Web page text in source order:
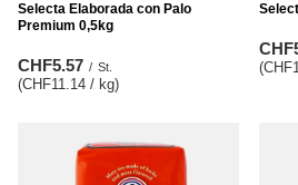
Selecta Elaborada con Palo
Premium 0,5kg
CHF5.57 / St.
(CHF11.14 / kg)